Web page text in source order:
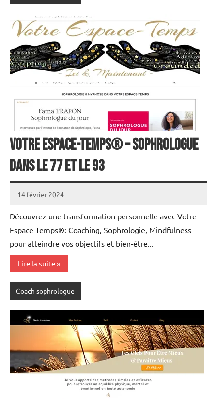
Votre Espace-Temps® – Sophrologue
dans le 77 et le 93
14 février 2024
annuairecoaching
Découvrez une transformation personnelle avec Votre
Espace-Temps®: Coaching, Sophrologie, Mindfulness
pour atteindre vos objectifs et bien-être...
Lire la suite
Coach sophrologue